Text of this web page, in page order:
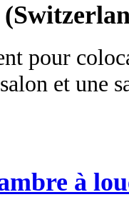
pour
et une
à